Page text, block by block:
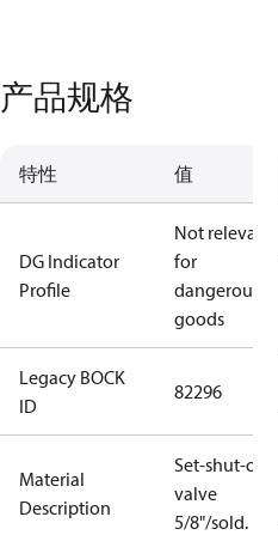
产品规格
特性 值
DG Indicator
Profile
Not relevant
for
dangerous
goods
Legacy BOCK
ID
82296
Material
Description
Set-shut-off
valve
5/8"/sold.